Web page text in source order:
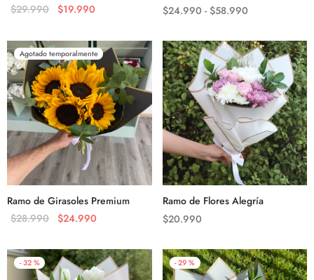
$29.990 $19.990
$24.990 - $58.990
Agotado temporalmente
Ramo de Girasoles Premium
$28.990 $24.990
Ramo de Flores Alegría
$20.990
- 32 % - 29 %